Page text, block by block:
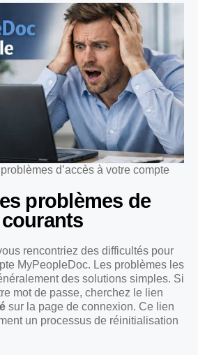
d’accès à votre compte
problèmes de
rencontriez des difficultés pour
MyPeopleDoc. Les problèmes les
des solutions simples. Si
mot de passe, cherchez le lien
sur la page de connexion. Ce lien
un processus de réinitialisation